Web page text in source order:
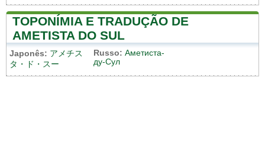
TOPONÍMIA E TRADUÇÃO DE
AMETISTA DO SUL
Japonês: アメチス
タ・ド・スー
Russo: Аметиста-
ду-Сул